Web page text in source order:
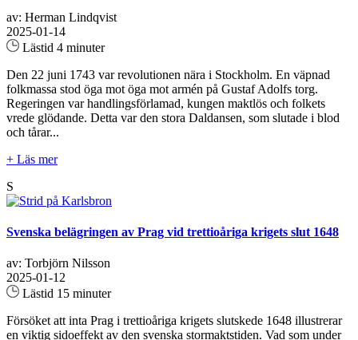
av: Herman Lindqvist
2025-01-14
Lästid 4 minuter
Den 22 juni 1743 var revolutionen nära i Stockholm. En väpnad
folkmassa stod öga mot öga mot armén på Gustaf Adolfs torg.
Regeringen var handlingsförlamad, kungen maktlös och folkets
vrede glödande. Detta var den stora Daldansen, som slutade i blod
och tårar...
+ Läs mer
S
Svenska belägringen av Prag vid trettioåriga krigets slut 1648
av: Torbjörn Nilsson
2025-01-12
Lästid 15 minuter
Försöket att inta Prag i trettioåriga krigets slutskede 1648 illustrerar
en viktig sidoeffekt av den svenska stormaktstiden. Vad som under